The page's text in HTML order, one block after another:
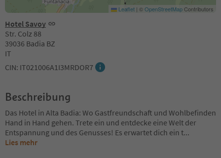
Hotel Savoy
Str. Colz 88
39036 Badia BZ
IT
CIN: IT021006A1I3MRDOR7
Leaflet | ©OpenStreetMapContributors
Beschreibung
Das Hotel in Alta Badia: Wo Gastfreundschaft und Wohlbefinden
Hand in Hand gehen. Trete ein und entdecke eine Welt der
Entspannung und des Genusses! Es erwartet dich ein t...
Lies mehr